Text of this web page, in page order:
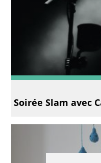
Soirée Slam avec